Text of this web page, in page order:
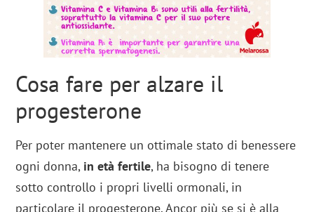
Cosa fare per alzare il
progesterone
Per poter mantenere un ottimale stato di benessere
ogni donna, in età fertile, ha bisogno di tenere
sotto controllo i propri livelli ormonali, in
particolare il progesterone. Ancor più se si è alla